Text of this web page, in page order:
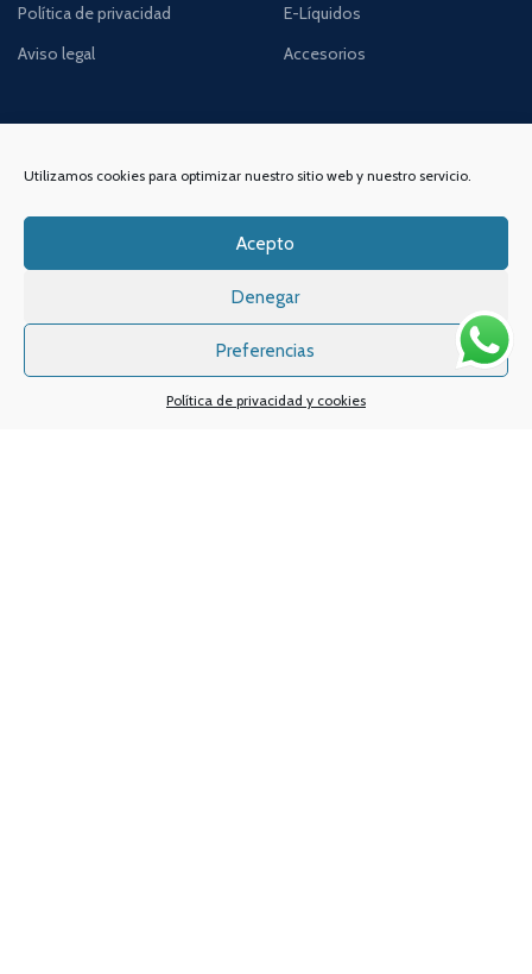
Utilizamos cookies para optimizar nuestro sitio web y nuestro servicio.
Acepto
Denegar
Preferencias
Política de privacidad y cookies
Política de privacidad
Aviso legal
E-Líquidos
Accesorios
Contacta con nosotros
C/Alameda de San Antón,
38, Bajo 2,
30205, Cartagena,
Murcia